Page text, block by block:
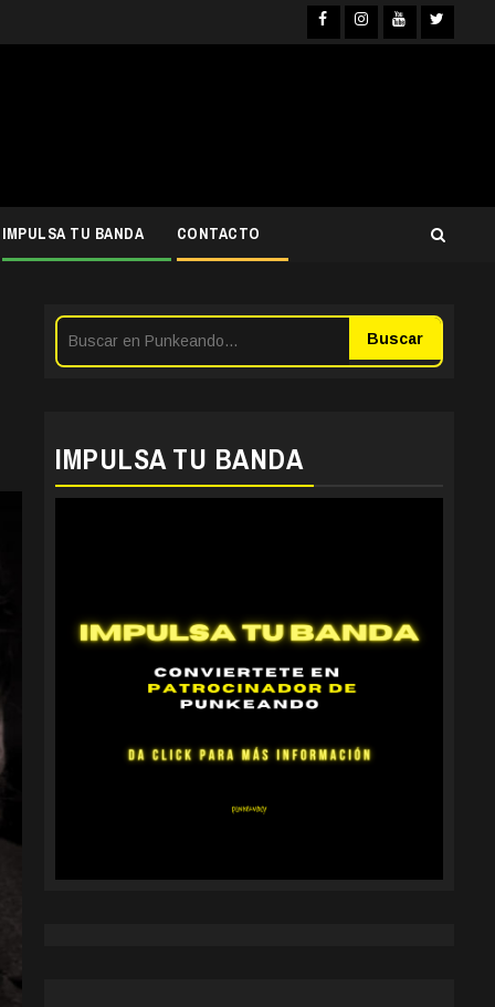
Facebook
Instagram
YouTubeTwitter
IMPULSA TU BANDA CONTACTO
Buscar
IMPULSA TU BANDA